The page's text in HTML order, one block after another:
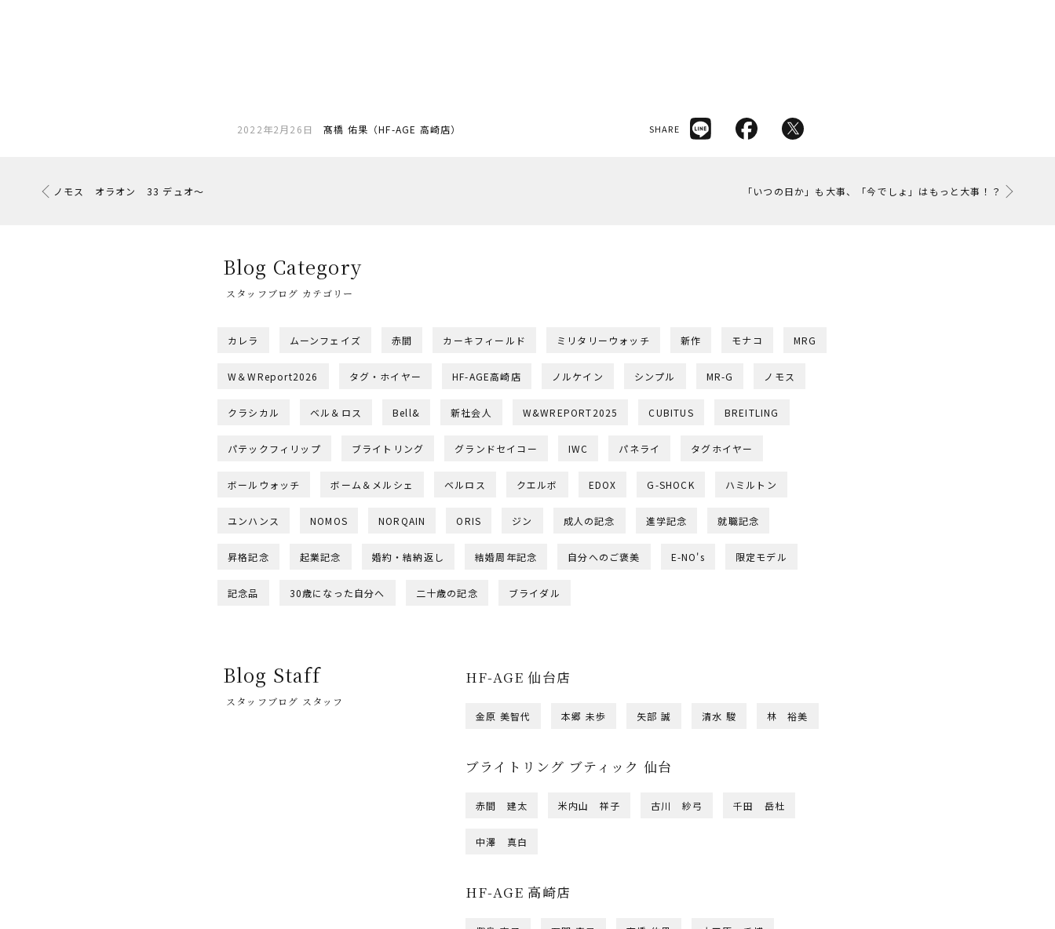
2022年2月26日 髙橋 佑果（HF-AGE 高崎店） SHARE
ノモス オラオン 33 デュオ〜 「いつの日か」も大事、「今でしょ」はもっと大事！？
Blog Category
スタッフブログ カテゴリー
カレラ ムーンフェイズ 赤間 カーキフィールド ミリタリーウォッチ 新作 モナコ MRG
W＆WReport2026 タグ・ホイヤー HF-AGE高崎店 ノルケイン シンプル MR-G ノモス
クラシカル ベル＆ロス Bell& 新社会人 W&WREPORT2025 CUBITUS BREITLING
パテックフィリップ ブライトリング グランドセイコー IWC パネライ タグホイヤー
ボールウォッチ ボーム＆メルシェ ベルロス クエルボ EDOX G-SHOCK ハミルトン
ユンハンス NOMOS NORQAIN ORIS ジン 成人の記念 進学記念 就職記念
昇格記念 起業記念 婚約・結納返し 結婚周年記念 自分へのご褒美 E-NO's 限定モデル
記念品 30歳になった自分へ 二十歳の記念 ブライダル
Blog Staff
スタッフブログ スタッフ
HF-AGE 仙台店
金原 美智代 本郷 未歩 矢部 誠 清水 駿 林 裕美
ブライトリング ブティック 仙台
赤間 建太 米内山 祥子 古川 紗弓 千田 岳杜
中澤 真白
HF-AGE 高崎店